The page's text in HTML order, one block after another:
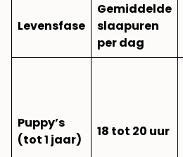
Levensfase
Gemiddelde
slaapuren
per dag
Puppy’s
(tot 1 jaar)
18 tot 20 uur